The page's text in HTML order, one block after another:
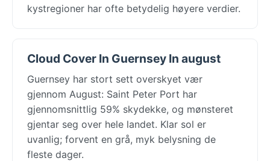
kystregioner har ofte betydelig høyere verdier.
Cloud Cover In Guernsey In august
Guernsey har stort sett overskyet vær
gjennom August: Saint Peter Port har
gjennomsnittlig 59% skydekke, og mønsteret
gjentar seg over hele landet. Klar sol er
uvanlig; forvent en grå, myk belysning de
fleste dager.